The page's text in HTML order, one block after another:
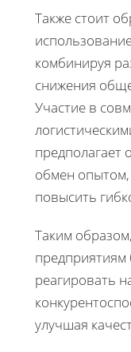
Также стоит
комбинируя
снижения
Участие в
предполагает
обмен
повысить
Таким
предприятиям
реагировать
улучшая